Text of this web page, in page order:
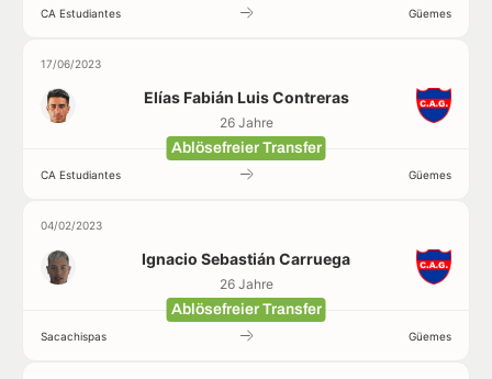
CA Estudiantes Güemes
17/06/2023
Elías Fabián Luis Contreras
26 Jahre
Ablösefreier Transfer
CA Estudiantes Güemes
04/02/2023
Ignacio Sebastián Carruega
26 Jahre
Ablösefreier Transfer
Sacachispas Güemes